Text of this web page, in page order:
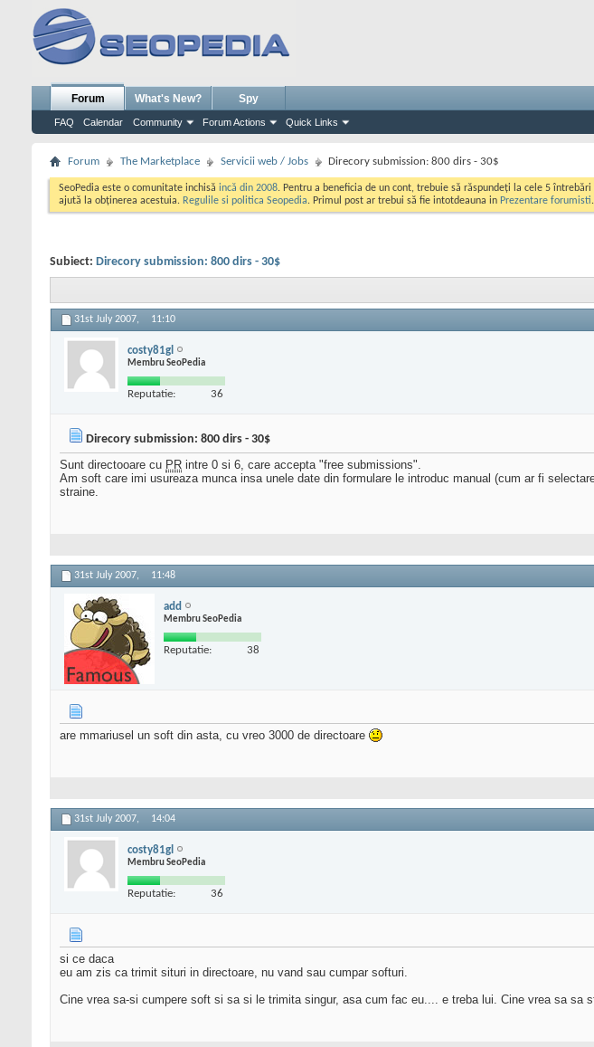
Forum
FAQ Calendar Community Forum Actions Quick Links
What's New? Spy
Forum The Marketplace Servicii web / Jobs Direcory submission: 800 dirs - 30$
SeoPedia este o comunitate inchisă incă din 2008. Pentru a beneficia de un cont, trebuie să răspundeți la cele 5
ajută la obținerea acestuia. Regulile si politica Seopedia. Primul post ar trebui să fie intotdeauna in Prezentare forumisti.
Subiect: Direcory submission: 800 dirs - 30$
31st July 2007, 11:10
costy81gl
Membru SeoPedia
Reputatie: 36
Direcory submission: 800 dirs - 30$
Sunt directooare cu PR intre 0 si 6, care accepta "free submissions".
Am soft care imi usureaza munca insa unele date din formulare le introduc manual (cum ar fi
straine.
31st July 2007, 11:48
add
Membru SeoPedia
Reputatie: 38
are mmariusel un soft din asta, cu vreo 3000 de directoare
31st July 2007, 14:04
costy81gl
Membru SeoPedia
Reputatie: 36
si ce daca
eu am zis ca trimit situri in directoare, nu vand sau cumpar softuri.
Cine vrea sa-si cumpere soft si sa si le trimita singur, asa cum fac eu.... e treba lui. Cine vrea sa